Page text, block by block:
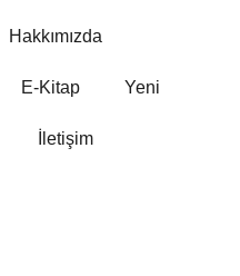
Hakkımızda
E-Kitap Yeni
İletişim